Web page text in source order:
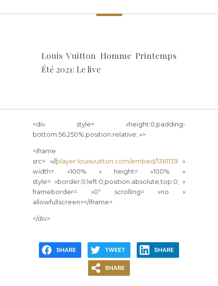
Louis Vuitton Homme Printemps
Été 2021: Le live
<div style= »height:0;padding-
bottom:56.250%;position:relative; »>
<iframe
src= »//player.louisvuitton.com/embed/1361139 »
width= »100% » height= »100% »
style= »border:0;left:0;position:absolute;top:0; »
frameborder= »0″ scrolling= »no »
allowfullscreen></iframe>
</div>